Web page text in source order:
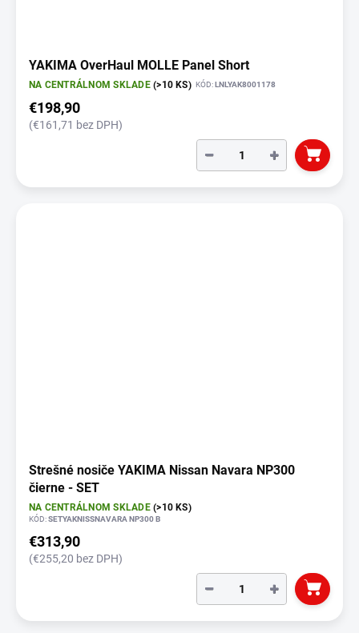
YAKIMA OverHaul MOLLE Panel Short
NA CENTRÁLNOM SKLADE(>10 KS) KÓD:LNLYAK8001178
€198,90
(€161,71 bez DPH)
+
−
Strešné nosiče YAKIMA Nissan Navara NP300
čierne - SET
NA CENTRÁLNOM SKLADE(>10 KS)
KÓD:SETYAKNISSNAVARA NP300 B
€313,90
(€255,20 bez DPH)
+
−